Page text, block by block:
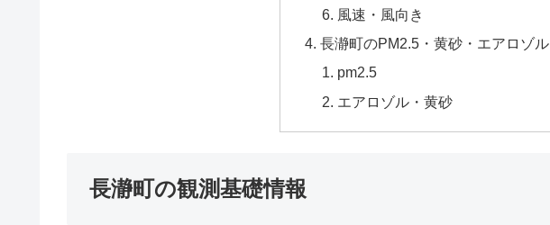
風速・風向き
長瀞町のPM2.5・黄砂・エアロゾル
pm2.5
エアロゾル・黄砂
長瀞町の観測基礎情報